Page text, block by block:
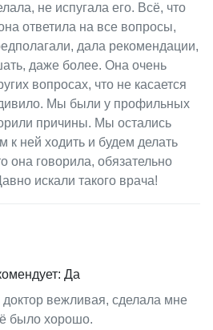
не испугала его. Всё, что
ответила на все вопросы,
дала рекомендации,
даже более. Она очень
вопросах, что не касается
Мы были у профильных
причины. Мы остались
ней ходить и будем делать
она говорила, обязательно
искали такого врача!
Да
вежливая, сделала мне
было хорошо.